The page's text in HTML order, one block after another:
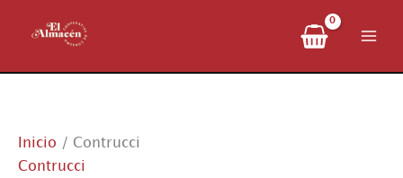
Inicio / Contrucci
Contrucci